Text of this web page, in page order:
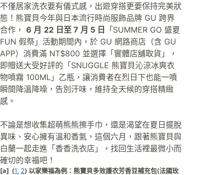
不僅居家洗衣要有儀式感，出遊穿搭更要保持完美狀
態！熊寶貝今年與日本流行時尚服飾品牌 GU 跨界
合作， 6 月 22 日至 7 月 5 日 「SUMMER GO 盛夏
FUN 假祭」活動期間內，於 GU 網路商店（含 GU
APP）消費滿 NT$800 並選擇「實體店舖取貨」，
即贈送大受好評的「SNUGGLE 熊寶貝沁涼冰爽衣
物噴霧 100ML」乙瓶，讓消費者在烈日下也能一噴
瞬間降溫降噪，告別汗味，維持全天候的穿搭精緻
感。
不論是想收集超萌熊熊擦手巾，還是渴望在夏日擺脫
異味、安心擁有溫和香氣，這個六月，跟著熊寶貝與
白蘭一起走進「香香洗衣店」，找回生活裡最微小而
確切的幸福吧！
[a] (1, 2) 以家樂福為例：熊寶貝多效護衣芳香豆補充包(法國玫